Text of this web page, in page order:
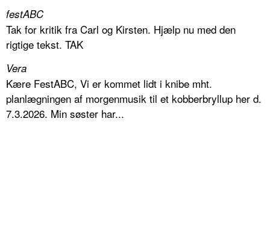
festABC
Tak for kritik fra Carl og Kirsten. Hjælp nu med den
rigtige tekst. TAK
Vera
Kære FestABC, Vi er kommet lidt i knibe mht.
planlægningen af morgenmusik til et kobberbryllup her d.
7.3.2026. Min søster har...